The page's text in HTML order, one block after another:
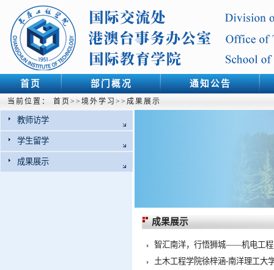
首页 部门概况 通知公告
当前位置： 首页 >> 境外学习 >> 成果展示
教师访学
学生留学
成果展示
成果展示
智汇南洋，行悟狮城——机电工程
土木工程学院徐梓涵-南洋理工大